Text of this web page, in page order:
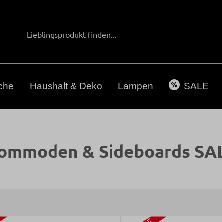
Haushalt & Deko Lampen SALE
& Sideboards